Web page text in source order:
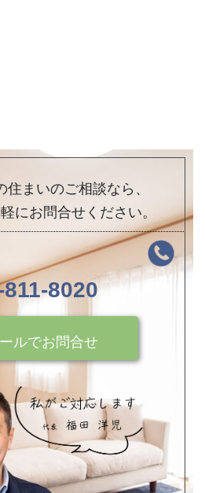
まいのご相談なら、
にお問合せください。
8020
ルでお問合せ